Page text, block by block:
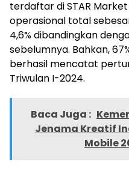
terdaftar di STAR
operasional total
4,6% dibandingkan
sebelumnya. Bahkan,
berhasil mencatat
Triwulan I-2024.
Baca Juga :
Jenama Kreatif
Mobile